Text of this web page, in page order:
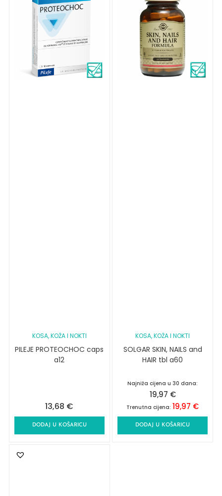
KOSA, KOŽA I NOKTI
PILEJE PROTEOCHOC caps
a12
13,68 €
DODAJ U KOŠARICU
KOSA, KOŽA I NOKTI
SOLGAR SKIN, NAILS and
HAIR tbl a60
Najniža cijena u 30 dana:
19,97 €
Trenutna cijena: 19,97 €
DODAJ U KOŠARICU